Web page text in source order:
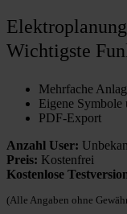
Wichtigste
Mehrfache
Eigene Symbole
PDF-Export
Anzahl User:
Preis: Kostenfrei
Kostenlose
(Alle Angaben ohne